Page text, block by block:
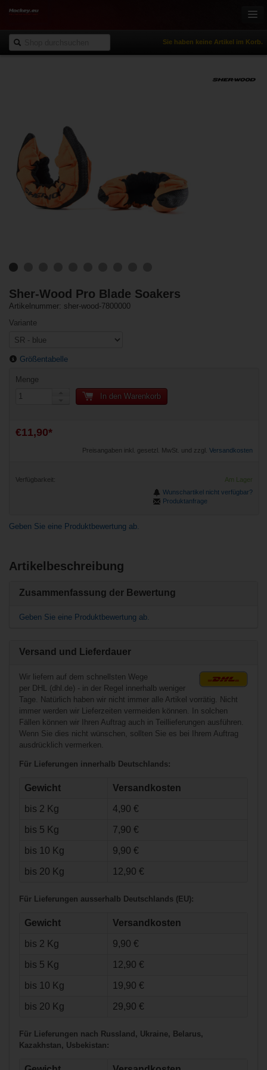
Sie haben keine Artikel im Korb.
Sportbekleidung
Freizeitsport
NHL Fanartikel
% Reduziert
Sher-Wood Pro Blade Soakers
Artikelnummer: sher-wood-7800000
Geben Sie eine Produktbewertung ab.
Variante
Größentabelle
Pouch
€31,90*
haben auch gekauft
Warrior Krown
Warrior Krown Ear
Schnursenkel
Gewachst - 108"
Artikelbeschreibung
Zusammenfassung der Bewertung
Geben Sie eine Produktbewertung ab.
Versand und Lieferdauer
Wir liefern auf dem schnellsten Wege
per DHL (dhl.de) - in der Regel innerhalb weniger
Tage. Natürlich haben wir nicht immer alle Artikel vorrätig. Nicht
immer werden wir Lieferzeiten vermeiden können. In solchen
Fällen können wir Ihren Auftrag auch in Teillieferungen ausführen.
Wenn Sie dies nicht wünschen, sollten Sie es bei Ihrem Auftrag
ausdrücklich vermerken.
Für Lieferungen innerhalb Deutschlands:
Gewicht Versandkosten
bis 2 Kg 4,90 €
bis 5 Kg 7,90 €
bis 10 Kg 9,90 €
bis 20 Kg 12,90 €
Für Lieferungen ausserhalb Deutschlands (EU):
Gewicht Versandkosten
bis 2 Kg 9,90 €
bis 5 Kg 12,90 €
bis 10 Kg 19,90 €
bis 20 Kg 29,90 €
Für Lieferungen nach Russland, Ukraine, Belarus,
Kazakhstan, Usbekistan:
Menge
In den Warenkorb
€11,90*
Preisangaben inkl. gesetzl. MwSt. und zzgl. Versandkosten
Verfügbarkeit:
Am Lager
Wunschartikel nicht verfügbar?
Produktanfrage